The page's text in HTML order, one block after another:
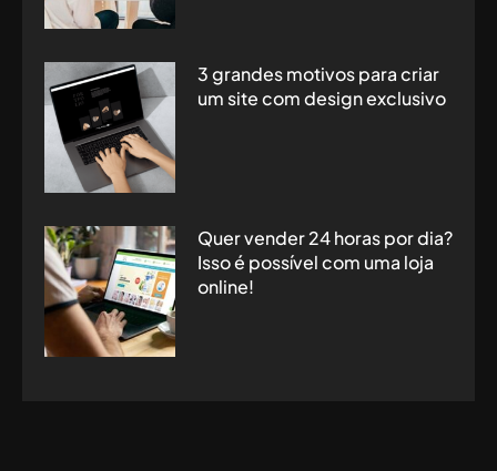
3 grandes motivos para criar
um site com design exclusivo
Quer vender 24 horas por dia?
Isso é possível com uma loja
online!